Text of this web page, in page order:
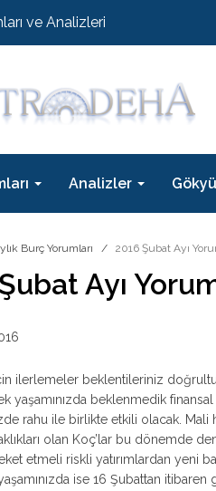
ve Analizleri
Analizler
Burç Yorumları 2016 Şubat Ayı
Ayı
ilerlemeler beklentileriniz
yaşamınızda beklenmedik
rahu ile birlikte etkili olacak. Mali
olan Koç’lar bu dönemde
etmeli riskli yatırımlardan yeni
ise 16 Şubattan